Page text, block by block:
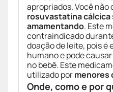
apropriados. Você não
rosuvastatina cálcica
amamentando. Este
contraindicado
doação de leite, pois é
humano e pode
no bebê. Este
utilizado pormenores
Onde, como e por